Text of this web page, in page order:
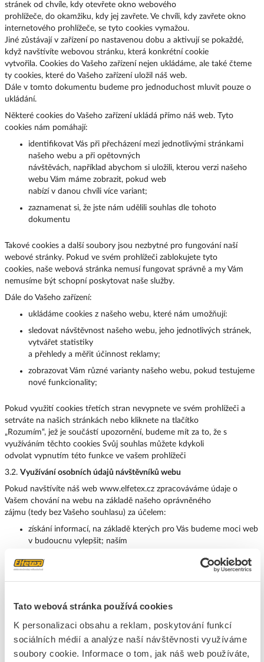
Tato webová stránka používá cookies
K personalizaci obsahu a reklam, poskytování funkcí
sociálních médií a analýze naší návštěvnosti využíváme
soubory cookie. Informace o tom, jak náš web používáte,
stránek od chvíle, kdy otevřete okno webového
prohlížeče, do okamžiku, kdy jej zavřete. Ve chvíli, kdy zavřete okno
internetového prohlížeče, se tyto cookies vymažou.
Jiné zůstávají v zařízení po nastavenou dobu a aktivují se pokaždé,
když navštívíte webovou stránku, která konkrétní cookie
vytvořila. Cookies do Vašeho zařízení nejen ukládáme, ale také čteme
ty cookies, které do Vašeho zařízení uložil náš web.
Dále v tomto dokumentu budeme pro jednoduchost mluvit pouze o
ukládání.
Některé cookies do Vašeho zařízení ukládá přímo náš web. Tyto
cookies nám pomáhají:
identifikovat Vás při přecházení mezi jednotlivými stránkami
našeho webu a při opětovných
návštěvách, například abychom si uložili, kterou verzi našeho
webu Vám máme zobrazit, pokud web
nabízí v danou chvíli více variant;
zaznamenat si, že jste nám udělili souhlas dle tohoto
dokumentu
Takové cookies a další soubory jsou nezbytné pro fungování naší
webové stránky. Pokud ve svém prohlížeči zablokujete tyto
cookies, naše webová stránka nemusí fungovat správně a my Vám
nemusíme být schopní poskytovat naše služby.
Dále do Vašeho zařízení:
ukládáme cookies z našeho webu, které nám umožňují:
sledovat návštěvnost našeho webu, jeho jednotlivých stránek,
vytvářet statistiky
a přehledy a měřit účinnost reklamy;
zobrazovat Vám různé varianty našeho webu, pokud testujeme
nové funkcionality;
Pokud využití cookies třetích stran nevypnete ve svém prohlížeči a
setrváte na našich stránkách nebo kliknete na tlačítko
„Rozumím“, jež je součástí upozornění, budeme mít za to, že s
využíváním těchto cookies Svůj souhlas můžete kdykoli
odvolat vypnutím této funkce ve vašem prohlížeči
3.2. Využívání osobních údajů návštěvníků webu
Pokud navštívíte náš web www.elfetex.cz zpracováváme údaje o
Vašem chování na webu na základě našeho oprávněného
zájmu (tedy bez Vašeho souhlasu) za účelem:
získání informací, na základě kterých pro Vás budeme moci web
v budoucnu vylepšit; naším
vytváření statistik a přehledů, zejména sledování návštěvnosti
našeho webu, jeho jednotlivých stránek
měření efektivity našeho webu a výdajů
Údaje o Vašem chování na webu nezískáváme pouze z cookies.
Doplňujeme je také o údaje: